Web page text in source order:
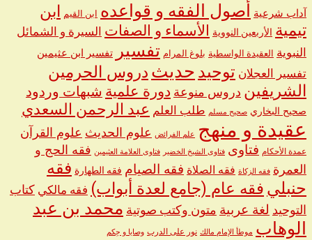
آداب شرعية أصول الفقه و قواعده ابن القيم
ابن
تيمية الأربعين النووية الأسماء و الصفات السيرة و الشمائل
النبوية العقيدة الواسطية بلوغ المرام تفسير تفسير ابن عثيمين
تفسير العجلان توحيد حديث دروس الحرمين
الشريفين دروس منوعة دورة علمية شبهات وردود
صحيح البخاري صحيح مسلم طلب العلم عبد الرحمن السعدي
عقيدة و منهج علم الفرائض علوم الحديث علوم القرآن
عمدة الأحكام فتاوى فتاوى الشيخ الخضير فتاوى العلامة العثيمين فقه الحج و
العمرة فقه الزكاة فقه الصلاة فقه الصيام فقه الطهارة فقه
حنبلي فقه عام (جامع لعدة أبواب) فقه مالكي كتاب
التوحيد لغة عربية متون وكتب صوتية محمد بن عبد
الوهاب موطأ الإمام مالك نور على الدرب وصايا و حِكم